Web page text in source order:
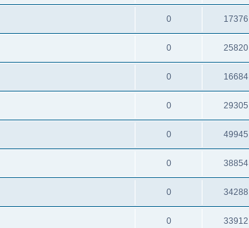
0 17376
0 25820
0 16684
0 29305
0 49945
0 38854
0 34288
0 33912